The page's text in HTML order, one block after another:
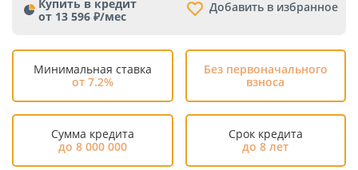
Купить в кредит
от 13 596 ₽/мес
Добавить в избранное
Минимальная ставка
от 7.2%
Без первоначального
взноса
Сумма кредита
до 8 000 000
Срок кредита
до 8 лет